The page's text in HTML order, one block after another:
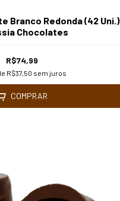
Branco Redonda (42 Uni.)
Chocolates
R$74,99
R$37,50 sem juros
COMPRAR